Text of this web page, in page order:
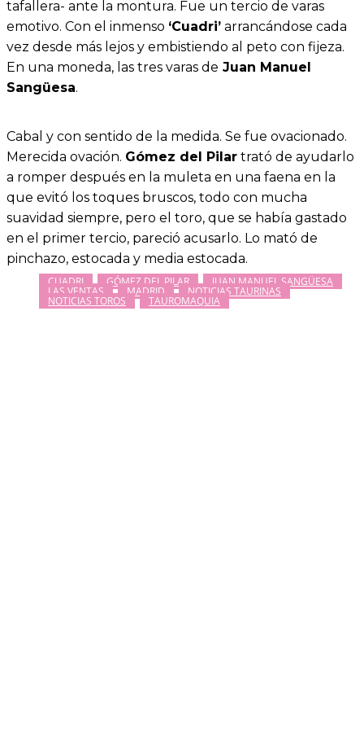
tafallera- ante la montura. Fue un tercio de varas
emotivo. Con el inmenso ‘Cuadri’ arrancándose cada
vez desde más lejos y embistiendo al peto con fijeza.
En una moneda, las tres varas de Juan Manuel
Sangüesa.
Cabal y con sentido de la medida. Se fue ovacionado.
Merecida ovación. Gómez del Pilar trató de ayudarlo
a romper después en la muleta en una faena en la
que evitó los toques bruscos, todo con mucha
suavidad siempre, pero el toro, que se había gastado
en el primer tercio, pareció acusarlo. Lo mató de
pinchazo, estocada y media estocada.
CUADRI GÓMEZ DEL PILAR JUAN MANUEL SANGÜESA
LAS VENTAS MADRID NOTICIAS TAURINAS
NOTICIAS TOROS TAUROMAQUIA